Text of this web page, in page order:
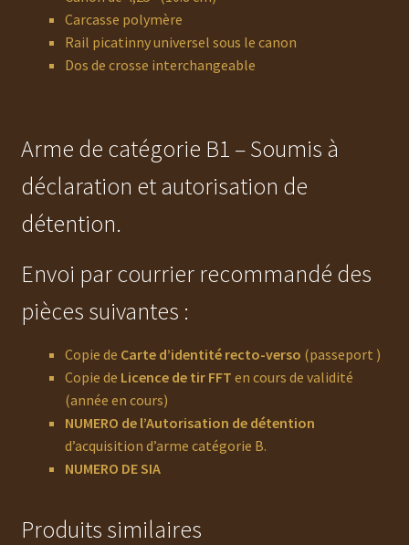
Carcasse polymère
Rail picatinny universel sous le canon
Dos de crosse interchangeable
Arme de catégorie B1 – Soumis à
déclaration et autorisation de
détention.
Envoi par courrier recommandé des
pièces suivantes :
Copie de Carte d’identité recto-verso (passeport )
Copie de Licence de tir FFT en cours de validité
(année en cours)
NUMERO de l’Autorisation de détention
d’acquisition d’arme catégorie B.
NUMERO DE SIA
Produits similaires